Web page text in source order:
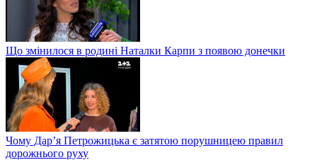
Що змінилося в родині Наталки Карпи з появою донечки
Чому Дар’я Петрожицька є затятою порушницею правил
дорожнього руху